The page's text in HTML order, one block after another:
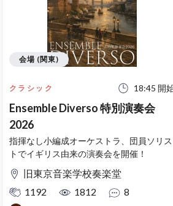
クラシック 18:45 開
Ensemble Diverso 特別演奏会
2026
指揮なし小編成オーケストラ、団員ソリス
トでイギリス由来の演奏会を開催！
旧東京音楽学校奏楽堂
1192
1812 8
会場 (関東)